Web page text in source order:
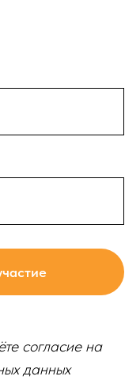
согласие на
данных